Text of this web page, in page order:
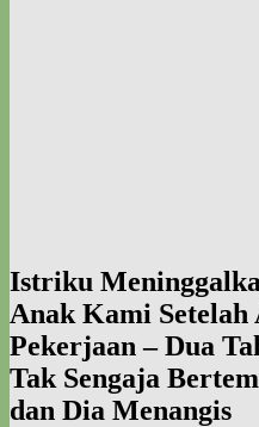
Istriku
Anak Kami
Pekerjaan – Dua
Tak Sengaja
dan Dia Menangis